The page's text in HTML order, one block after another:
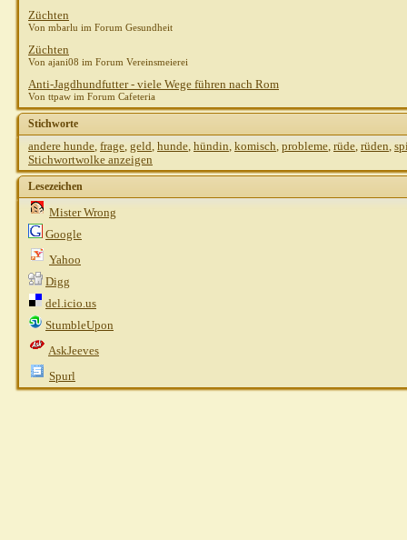
Züchten
Von mbarlu im Forum Gesundheit
Züchten
Von ajani08 im Forum Vereinsmeierei
Anti-Jagdhundfutter - viele Wege führen nach Rom
Von ttpaw im Forum Cafeteria
Stichworte
andere hunde, frage, geld, hunde, hündin, komisch, probleme, rüde, rüden,
Stichwortwolke anzeigen
Lesezeichen
Mister Wrong
Google
Yahoo
Digg
del.icio.us
StumbleUpon
AskJeeves
Spurl